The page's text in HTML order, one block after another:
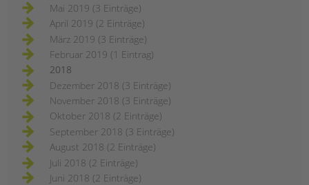
Mai 2019 (3 Einträge)
April 2019 (2 Einträge)
März 2019 (3 Einträge)
Februar 2019 (1 Eintrag)
2018
Dezember 2018 (3 Einträge)
November 2018 (3 Einträge)
Oktober 2018 (2 Einträge)
September 2018 (3 Einträge)
August 2018 (2 Einträge)
Juli 2018 (2 Einträge)
Juni 2018 (2 Einträge)